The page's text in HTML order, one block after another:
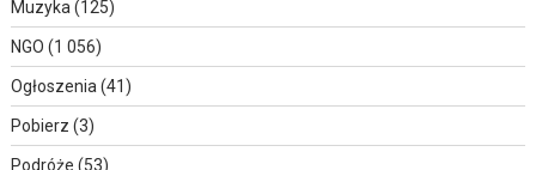
Muzyka (125)
NGO (1 056)
Ogłoszenia (41)
Pobierz (3)
Podróże (53)